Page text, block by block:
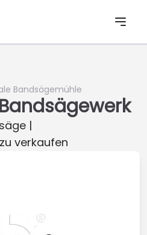
Bandsägemühle
|
verkaufen